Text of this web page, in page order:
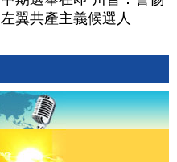
左翼共產主義候選人